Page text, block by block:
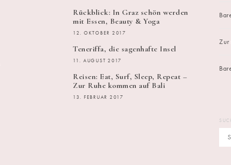
Rückblick: In Graz schön werden
mit Essen, Beauty & Yoga
12. OKTOBER 2017
Teneriffa, die sagenhafte Insel
11. AUGUST 2017
Reisen: Eat, Surf, Sleep, Repeat –
Zur Ruhe kommen auf Bali
13. FEBRUAR 2017
Zur